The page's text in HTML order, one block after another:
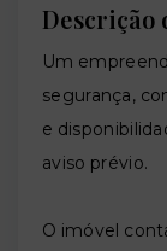
Descrição
Um
segurança,
e
aviso prévio.
O imóvel